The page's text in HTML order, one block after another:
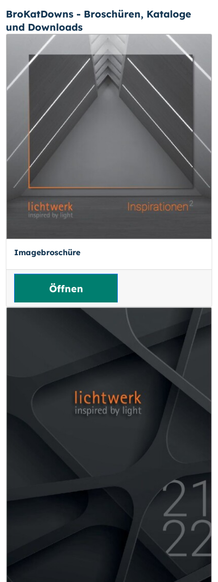
BroKatDowns - Broschüren, Kataloge
und Downloads
Imagebroschüre
Öffnen